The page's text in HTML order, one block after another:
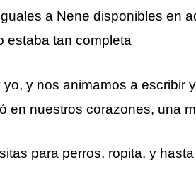
a Nene disponibles en
estaba tan completa
y nos animamos a escribir
en nuestros corazones, una
para perros, ropita, y